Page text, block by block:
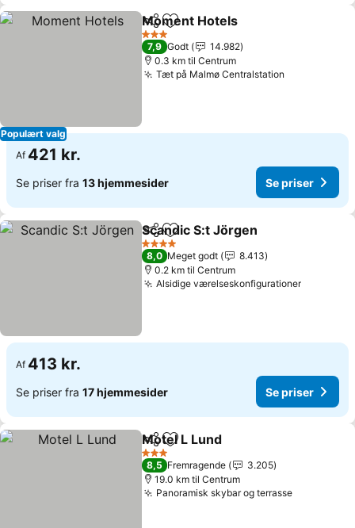
Populært valg
Del Føj til favoritter
Moment Hotels
3 Stjerner
7,9 Godt
14.982
0.3 km til Centrum
Tæt på Malmø Centralstation
Af 421 kr.
Se priser fra 13 hjemmesider Se priser
Del Føj til favoritter
Scandic S:t Jörgen
4 Stjerner
8,0 Meget godt
8.413
0.2 km til Centrum
Alsidige værelseskonfigurationerSe priser
Af 413 kr.
Se priser fra 17 hjemmesider Se priser
Del Føj til favoritter
Motel L Lund
3 Stjerner
8,5 Fremragende
3.205
19.0 km til Centrum
Panoramisk skybar og terrasseSe priser